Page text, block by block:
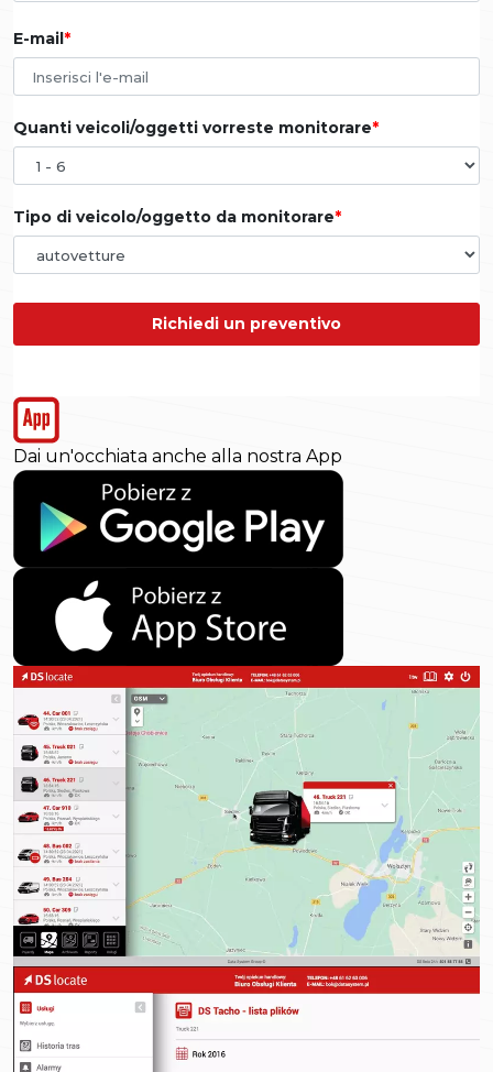
E-mail
Quanti veicoli/oggetti vorreste monitorare
Tipo di veicolo/oggetto da monitorare
Richiedi un preventivo
Dai un'occhiata anche alla nostra App